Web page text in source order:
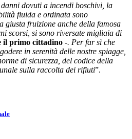
dovuti a incendi boschivi, la
fluida e ordinata sono
giusta fruizione anche della famosa
scorsi, si sono riversate migliaia di
il primo cittadino -. Per far sì che
in serenità delle nostre spiagge,
di sicurezza, del codice della
sulla raccolta dei rifiuti”.